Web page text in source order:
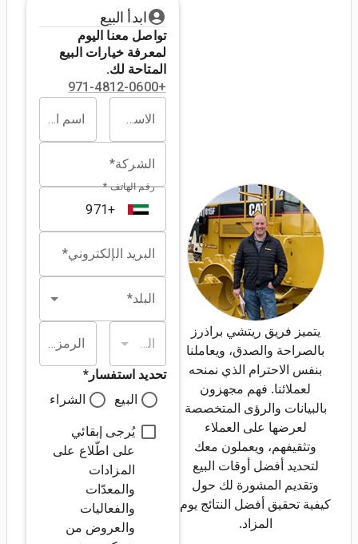
ابدأ البيع
تواصل معنا اليوم
لمعرفة خيارات البيع
المتاحة لك.
+971-4812-0600
الاسم الأول* اسم العائلة*
الشركة*
رقم الهاتف *
البريد الإلكتروني*
البلد*
الولاية/المقاطعة* الرمز البريدي*
تحديد استفسار *
البيع
الشراء
يُرجى إبقائي
على اطّلاع على
المزادات
والمعدّات
والفعاليات
والعروض من
يتميز فريق ريتشي براذرز
بالصراحة والصدق، ويعاملنا
بنفس الاحترام الذي نمنحه
لعملائنا. فهم مجهزون
بالبيانات والرؤى المتخصصة
لعرضها على العملاء
وتثقيفهم، ويعملون معك
لتحديد أفضل أوقات البيع
وتقديم المشورة لك حول
كيفية تحقيق أفضل النتائج يوم
المزاد.